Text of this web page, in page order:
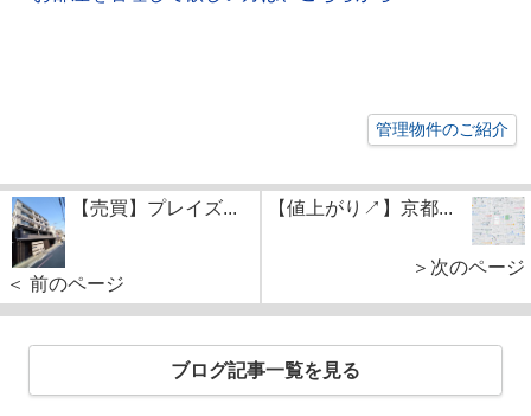
管理物件のご紹介
【売買】プレイズ...
＜ 前のページ
【値上がり↗】京都...
＞次のページ
ブログ記事一覧を見る